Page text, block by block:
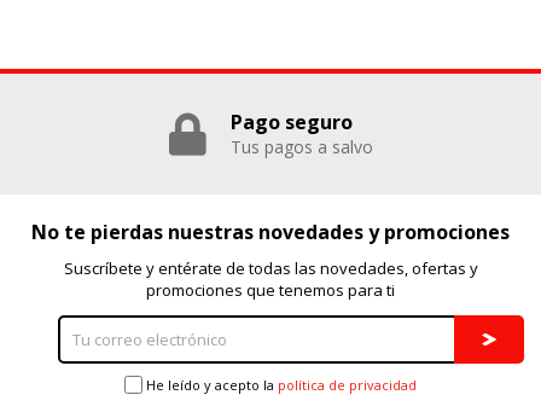
Pago seguro
Tus pagos a salvo
No te pierdas nuestras novedades y promociones
Suscríbete y entérate de todas las novedades, ofertas y
promociones que tenemos para ti
He leído y acepto la política de privacidad